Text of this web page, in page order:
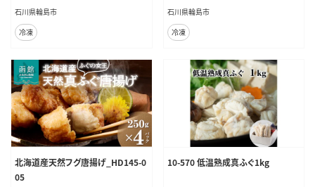
石川県輪島市
冷凍
石川県輪島市
冷凍
北海道産天然フグ唐揚げ_HD145-0
05
10-570 低温熟成真ふぐ1kg